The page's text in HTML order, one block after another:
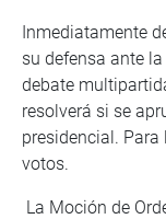
Inmediatamente
su defensa ante
debate
resolverá si se
presidencial.
votos.
La Moción de